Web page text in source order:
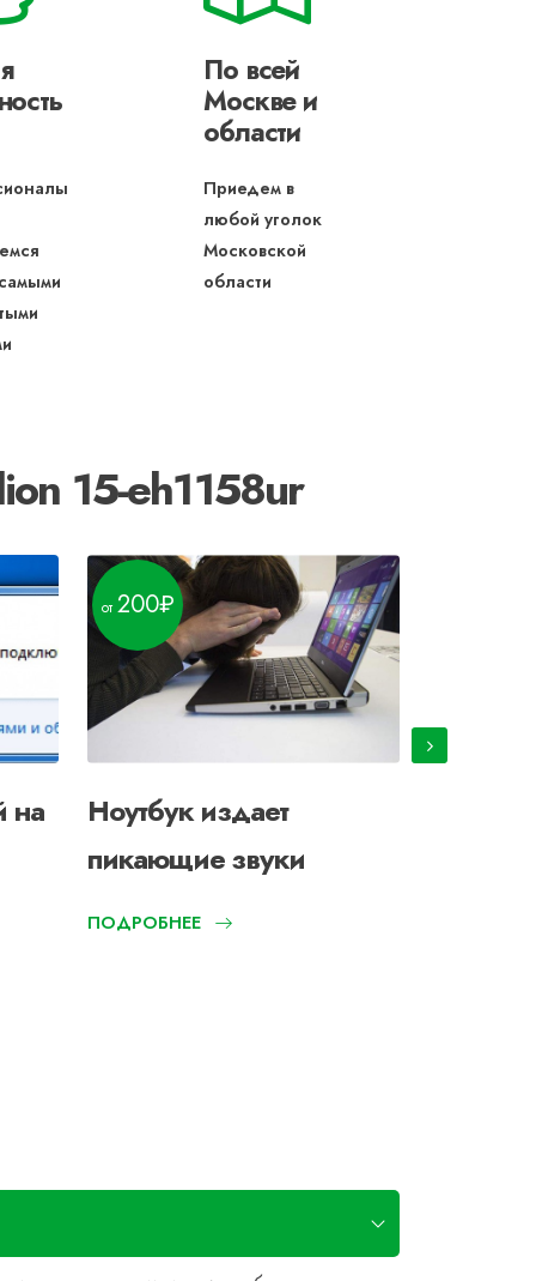
По всей
Москве и
области
Приедем в
любой уголок
Московской
области
15-eh1158ur
на
Ноутбук издает
пикающие звуки
200
ПОДРОБНЕЕ